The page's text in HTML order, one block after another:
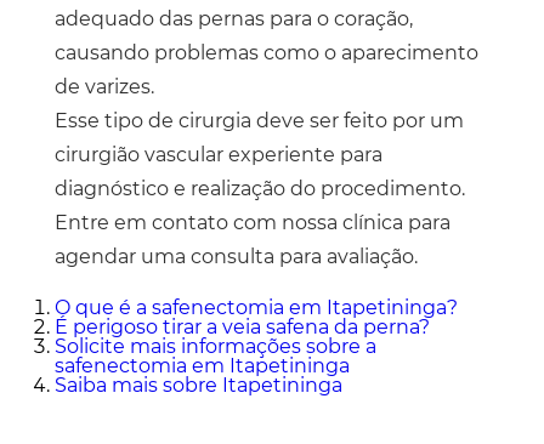
adequado das pernas para o coração,
causando problemas como o aparecimento
de varizes.
Esse tipo de cirurgia deve ser feito por um
cirurgião vascular experiente para
diagnóstico e realização do procedimento.
Entre em contato com nossa clínica para
agendar uma consulta para avaliação.
O que é a safenectomia em Itapetininga?
É perigoso tirar a veia safena da perna?
Solicite mais informações sobre a
safenectomia em Itapetininga
Saiba mais sobre Itapetininga